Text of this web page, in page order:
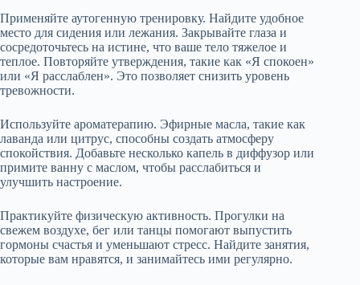
Применяйте аутогенную тренировку. Найдите удобное
место для сидения или лежания. Закрывайте глаза и
сосредоточьтесь на истине, что ваше тело тяжелое и
теплое. Повторяйте утверждения, такие как «Я спокоен»
или «Я расслаблен». Это позволяет снизить уровень
тревожности.
Используйте ароматерапию. Эфирные масла, такие как
лаванда или цитрус, способны создать атмосферу
спокойствия. Добавьте несколько капель в диффузор или
примите ванну с маслом, чтобы расслабиться и
улучшить настроение.
Практикуйте физическую активность. Прогулки на
свежем воздухе, бег или танцы помогают выпустить
гормоны счастья и уменьшают стресс. Найдите занятия,
которые вам нравятся, и занимайтесь ими регулярно.